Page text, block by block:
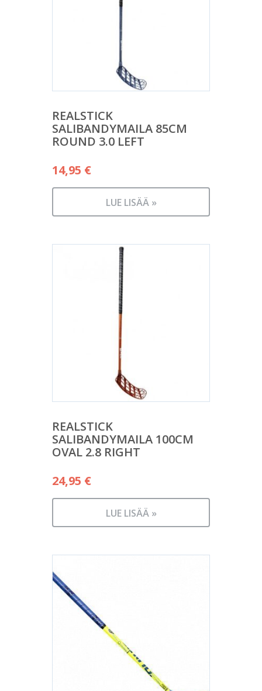
REALSTICK
SALIBANDYMAILA 85CM
ROUND 3.0 LEFT
14,95 €
LUE LISÄÄ »
REALSTICK
SALIBANDYMAILA 100CM
OVAL 2.8 RIGHT
24,95 €
LUE LISÄÄ »